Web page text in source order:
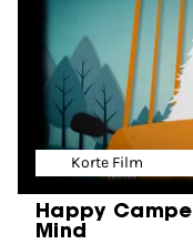
Korte Film
Happy
Mind